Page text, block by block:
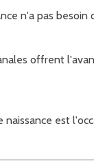
n'a pas
offrent
naissance est